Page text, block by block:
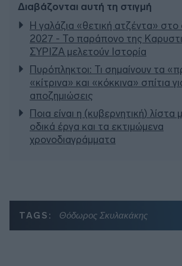
Διαβάζονται αυτή τη στιγμή
Η γαλάζια «θετική ατζέντα» στο
2027 - Το παράπονο της
ΣΥΡΙΖΑ μελετούν Ιστορία
Πυρόπληκτοι: Τι σημαίνουν τα
«κίτρινα» και «κόκκινα» σπίτια
αποζημιώσεις
Ποια είναι η (κυβερνητική) λίστα
οδικά έργα και τα εκτιμώμενα
χρονοδιαγράμματα
TAGS: Θόδωρος Σκυλακάκης